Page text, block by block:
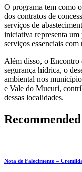
O programa tem como
dos contratos de
serviços de
iniciativa representa um
serviços essenciais
Além disso, o Encontro
segurança hídrica, o
ambiental nos
e Vale do Mucuri,
dessas localidades.
Nota de Falecimento –